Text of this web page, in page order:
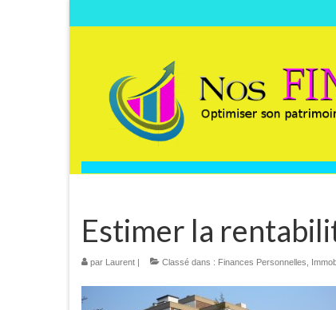
Estimer la
par Laurent Classé dans : Finances Personnelles